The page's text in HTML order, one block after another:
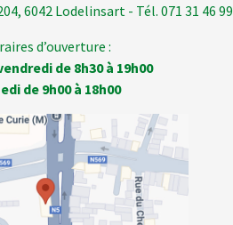
6042 Lodelinsart - Tél. 071 31 46 99
d’ouverture :
de 8h30 à 19h00
de 9h00 à 18h00